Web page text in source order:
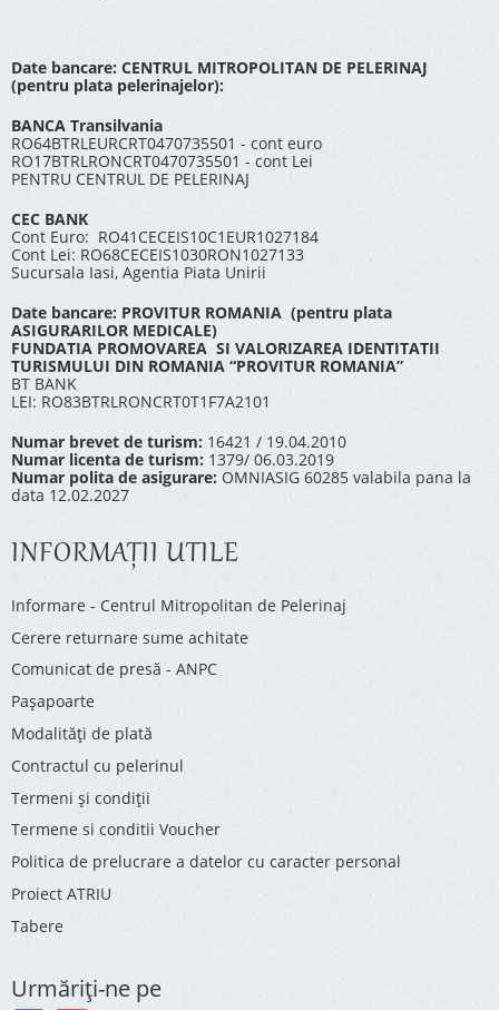
Date bancare: CENTRUL MITROPOLITAN DE PELERINAJ
(pentru plata pelerinajelor):
BANCA Transilvania
RO64BTRLEURCRT0470735501 - cont euro
RO17BTRLRONCRT0470735501 - cont Lei
PENTRU CENTRUL DE PELERINAJ
CEC BANK
Cont Euro: RO41CECEIS10C1EUR1027184
Cont Lei: RO68CECEIS1030RON1027133
Sucursala Iasi, Agentia Piata Unirii
Date bancare: PROVITUR ROMANIA (pentru plata
ASIGURARILOR MEDICALE)
FUNDATIA PROMOVAREA SI VALORIZAREA IDENTITATII
TURISMULUI DIN ROMANIA “PROVITUR ROMANIA”
BT BANK
LEI: RO83BTRLRONCRT0T1F7A2101
Numar brevet de turism: 16421 / 19.04.2010
Numar licenta de turism: 1379/ 06.03.2019
Numar polita de asigurare: OMNIASIG 60285 valabila pana la
data 12.02.2027
INFORMAŢII UTILE
Informare - Centrul Mitropolitan de Pelerinaj
Cerere returnare sume achitate
Comunicat de presă - ANPC
Pașapoarte
Modalități de plată
Contractul cu pelerinul
Termeni și condiții
Termene si conditii Voucher
Politica de prelucrare a datelor cu caracter personal
Proiect ATRIU
Tabere
Urmăriţi-ne pe